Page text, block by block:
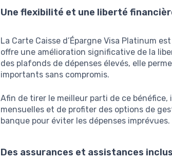
Une flexibilité et une liberté
La Carte Caisse d’Épargne Visa Platinum
offre une amélioration significative de la
des plafonds de dépenses élevés, elle
importants sans compromis.
Afin de tirer le meilleur parti de ce
mensuelles et de profiter des options de
banque pour éviter les dépenses imprévues.
Des assurances et assistances